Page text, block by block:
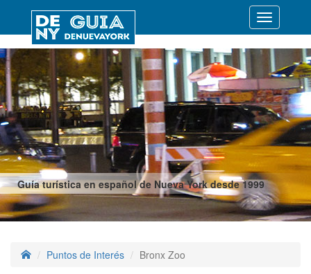
Guía turística en español de Nueva York desde 1999
Desplegar
Puntos de Interés Bronx Zoo